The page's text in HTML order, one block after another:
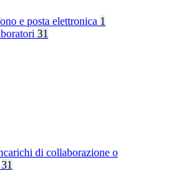
e posta elettronica 1
31
di collaborazione o
31